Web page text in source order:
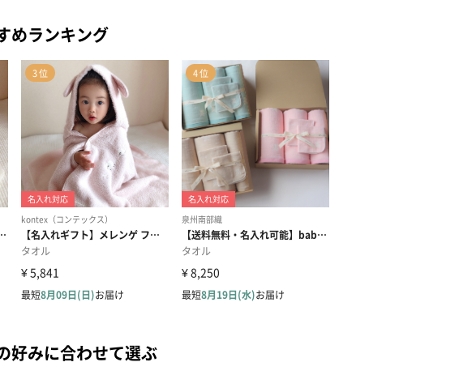
めランキング
好みに合わせて選ぶ